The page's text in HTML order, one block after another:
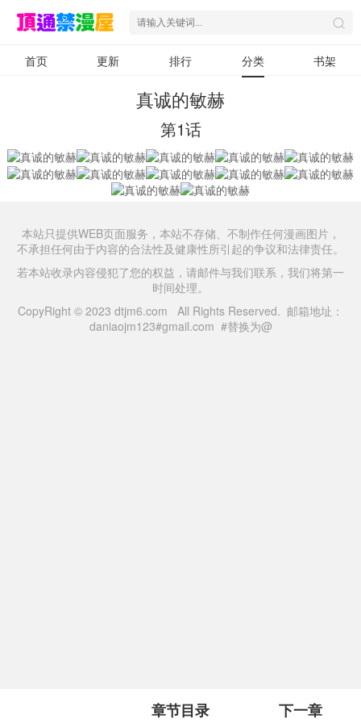
首页 更新 排行 分类 书架
真诚的敏赫
第1话
章节目录 下一章
本站只提供WEB页面服务，本站不存储、不制作任何漫画图片，
不承担任何由于内容的合法性及健康性所引起的争议和法律责任。
若本站收录内容侵犯了您的权益，请邮件与我们联系，我们将第一
时间处理。
CopyRight © 2023 dtjm6.com All Rights Reserved. 邮箱地址：
daniaojm123#gmail.com #替换为@